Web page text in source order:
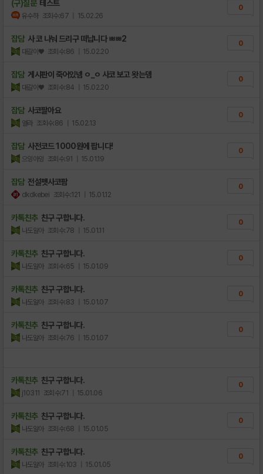
(구)질문 테스트
유수하 조회수:67 | 15.02.26
0
잡담 사 코 나눠 드리구 떠납니다 ㅃㅃ2
대갈이♥ 조회수:86 | 15.02.20
0
잡담 게시판이 죽어있넴 ㅇ_ㅇ 사코 보고 왓는뎀
대갈이♥ 조회수:84 | 15.02.20
0
잡담 사코팔아요
열라 조회수:86 | 15.02.13
0
잡담 사전코드 1000원에 팝니다!
으잉아잉 조회수:91 | 15.01.19
0
잡담 전설펫사코팜
dkdkebei 조회수:121 | 15.01.12
0
카톡친추 친구 구합니다.
나도알아 조회수:78 | 15.01.11
0
카톡친추 친구 구합니다.
나도알아 조회수:65 | 15.01.09
0
카톡친추 친구 구합니다.
나도알아 조회수:83 | 15.01.07
0
카톡친추 친구 구합니다.
나도알아 조회수:76 | 15.01.07
0
카톡친추 친구 구합니다.
j10311 조회수:71 | 15.01.06
0
카톡친추 친구 구합니다.
나도알아 조회수:68 | 15.01.05
0
카톡친추 친구 구합니다.
나도알아 조회수:103 | 15.01.05
0